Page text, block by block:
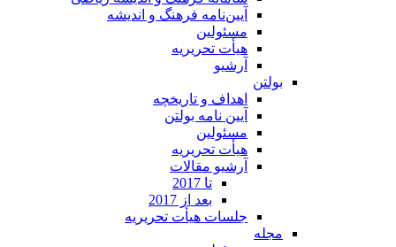
آیین‌نامه فرهنگ و اندیشه
مسئولین
هیأت تحریریه
آرشیو
بولتن
اهداف و تاریخچه
آیین نامه بولتن
مسئولین
هیأت تحریریه
آرشیو مقالات
تا 2017
بعد از 2017
جلسات هیأت تحریریه
مجله